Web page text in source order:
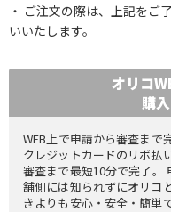
ご注文の際は、上記をご
いいたします。
オリコ
購
WEB上で申請から審査まで
クレジットカードのリボ払
審査まで最短10分で完了。
舗側には知られずにオリコ
きよりも安心・安全・簡単で